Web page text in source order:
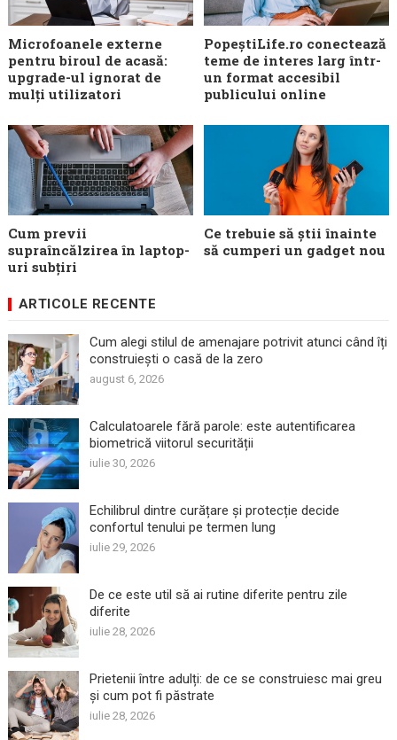
Microfoanele externe
pentru biroul de acasă:
upgrade-ul ignorat de
mulți utilizatori
PopeștiLife.ro conectează
teme de interes larg într-
un format accesibil
publicului online
Cum previi
supraîncălzirea în laptop-
uri subțiri
Ce trebuie să știi înainte
să cumperi un gadget nou
ARTICOLE RECENTE
Cum alegi stilul de amenajare potrivit atunci când îți
construiești o casă de la zero
august 6, 2026
Calculatoarele fără parole: este autentificarea
biometrică viitorul securității
iulie 30, 2026
Echilibrul dintre curățare și protecție decide
confortul tenului pe termen lung
iulie 29, 2026
De ce este util să ai rutine diferite pentru zile
diferite
iulie 28, 2026
Prietenii între adulți: de ce se construiesc mai greu
și cum pot fi păstrate
iulie 28, 2026